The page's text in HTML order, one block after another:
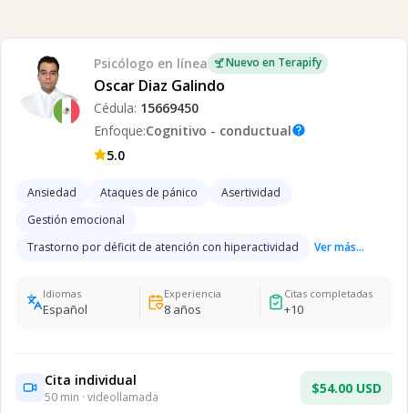
Psicólogo en línea Nuevo en Terapify
Oscar Diaz Galindo
Cédula: 15669450
Enfoque:Cognitivo - conductualhelp
5.0
Ansiedad Ataques de pánico
Asertividad
Gestión emocional
Trastorno por déficit de atención con hiperactividad
Ver más...
Idiomas
Español
Experiencia
8años
Citas completadas
+10
Cita individual
50 min · videollamada
$54.00 USD